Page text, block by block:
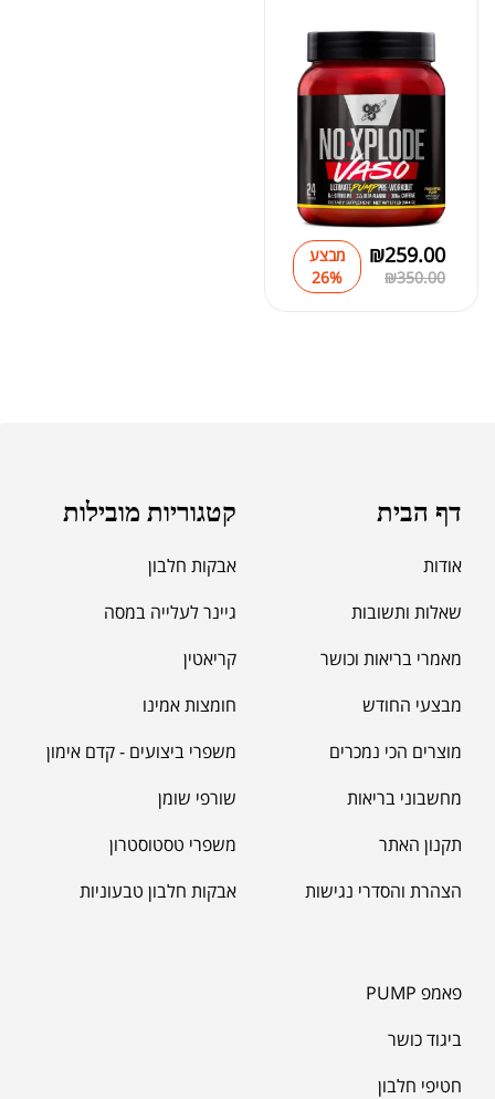
₪350.00
₪259.00
מבצע
26%
דף הבית
אודות
שאלות ותשובות
מאמרי בריאות וכושר
מבצעי החודש
מוצרים הכי נמכרים
מחשבוני בריאות
תקנון האתר
הצהרת והסדרי נגישות
קטגוריות מובילות
אבקות חלבון
גיינר לעלייה במסה
קריאטין
חומצות אמינו
משפרי ביצועים - קדם אימון
שורפי שומן
משפרי טסטוסטרון
אבקות חלבון טבעוניות
פאמפ PUMP
ביגוד כושר
חטיפי חלבון